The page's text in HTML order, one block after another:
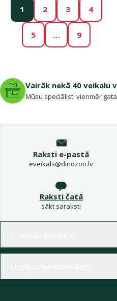
1 2 3 4
5 … 9
Vairāk nekā 40 veikalu
Mūsu speciālisti vienmēr
Raksti e-pastā
eveikals@dinozoo.lv
Raksti čatā
sākt saraksti